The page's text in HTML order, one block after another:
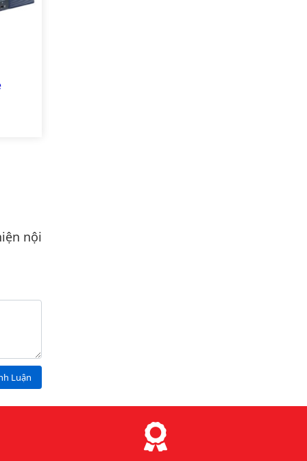
nội
Luận